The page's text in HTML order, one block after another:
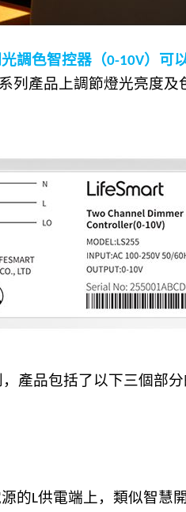
調色智控器（0-10V）可
列產品上調節燈光亮度及
產品包括了以下三個部分
的L供電端上，類似智慧